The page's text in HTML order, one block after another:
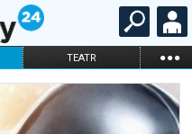
TEATR ...
STAND-UP